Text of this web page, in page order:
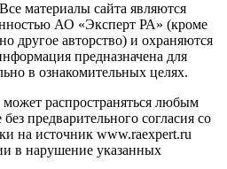
материалы сайта являются
АО «Эксперт РА» (кроме
другое авторство) и охраняются
предназначена для
в ознакомительных целях.
распространяться любым
предварительного согласия со
на источник www.raexpert.ru
в нарушение указанных